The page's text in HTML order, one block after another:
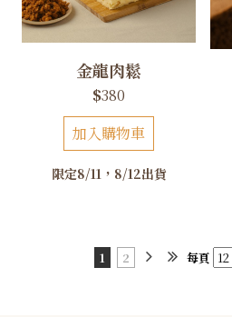
金龍肉鬆
$380
加入購物車
限定8/11，8/12出貨
1 2 每頁